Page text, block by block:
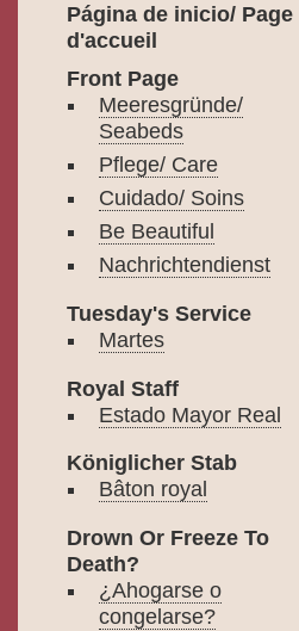
Página de inicio/ Page
d'accueil
Front Page
Meeresgründe/
Seabeds
Pflege/ Care
Cuidado/ Soins
Be Beautiful
Nachrichtendienst
Tuesday's Service
Martes
Royal Staff
Estado Mayor Real
Königlicher Stab
Bâton royal
Drown Or Freeze To
Death?
¿Ahogarse o
congelarse?